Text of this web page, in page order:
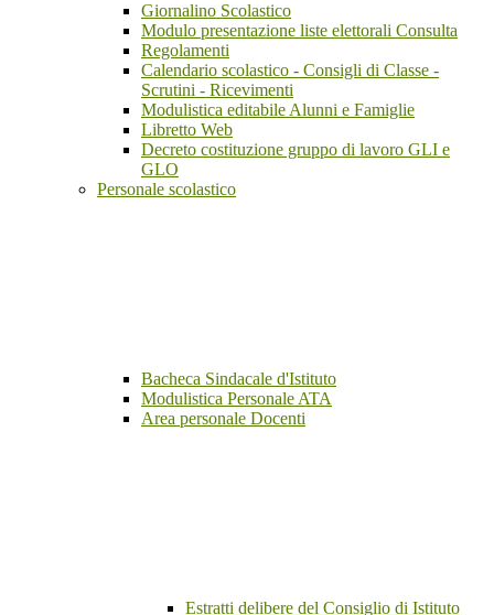
Giornalino Scolastico
Modulo presentazione liste elettorali Consulta
Regolamenti
Calendario scolastico - Consigli di Classe -
Scrutini - Ricevimenti
Modulistica editabile Alunni e Famiglie
Libretto Web
Decreto costituzione gruppo di lavoro GLI e
GLO
Personale scolastico
Bacheca Sindacale d'Istituto
Modulistica Personale ATA
Area personale Docenti
Estratti delibere del Consiglio di Istituto